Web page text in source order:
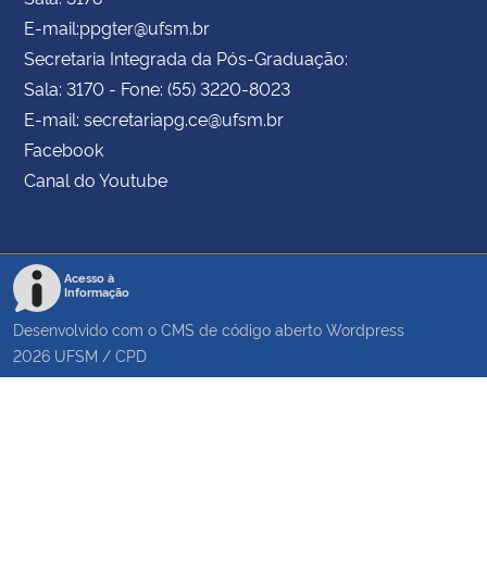
E-mail:ppgter@ufsm.br
Secretaria Integrada da Pós-Graduação:
Sala: 3170 - Fone: (55) 3220-8023
E-mail: secretariapg.ce@ufsm.br
Facebook
Canal do Youtube
Acesso à
Informação
Desenvolvido com o CMS de código aberto Wordpress
2026 UFSM / CPD